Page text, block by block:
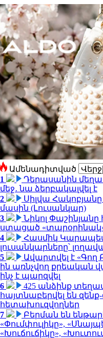
Ամենադիտված
1
Դերասանին
մեջ․ նա ձերբակալվել է
2
Սիլվա
մասին (Լուսանկար)
3
Նիկոլ
ստացած
4
Հասմիկ
լուսանկարները՝
5
Ավարտվել է «Գող
ին առնչվող քրեական
ինչ է պարզվել
6
425 անձինք
հայտնաբերվել են
հետախուզվողներ
7
Բերման են
«Փումփուլիկը»,
«Խուճուճիկը»,